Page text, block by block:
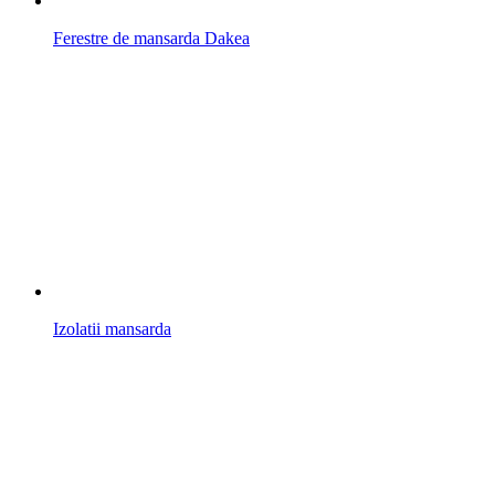
Ferestre de mansarda Dakea
Izolatii mansarda